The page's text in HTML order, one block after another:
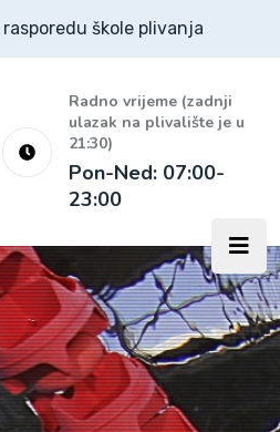
škole plivanja
Radno vrijeme (zadnji
ulazak na plivalište je u
21:30)
Pon-Ned: 07:00-
23:00